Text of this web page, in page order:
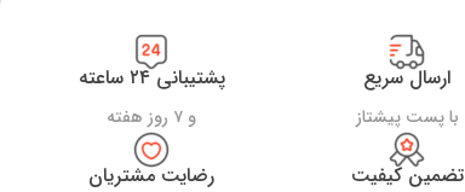
ارسال سریع
با پست پیشتاز
پشتیبانی ۲۴ ساعته
و ۷ روز هفته
تضمین کیفیت رضایت مشتریان